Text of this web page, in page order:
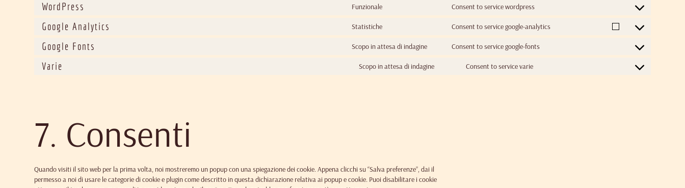
OCCASIONI SPECIALI
WordPress Funzionale Consent to service wordpress
Google Analytics Statistiche Consent to service google-analytics
Google Fonts Scopo in attesa di indagine Consent to service google-fonts
Varie Scopo in attesa di indagine Consent to service varie
7. Consenti
Quando visiti il sito web per la prima volta, noi mostreremo un popup con una spiegazione dei cookie. Appena clicchi su “Salva preferenze”, dai il
permesso a noi di usare le categorie di cookie e plugin come descritto in questa dichiarazione relativa ai popup e cookie. Puoi disabilitare i cookie